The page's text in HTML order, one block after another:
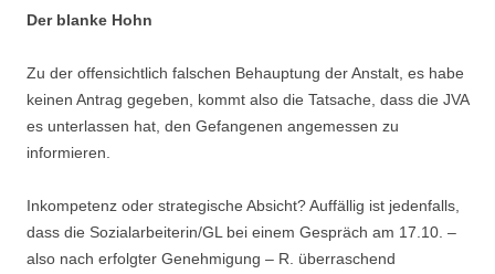
Der blanke Hohn
Zu der offensichtlich falschen Behauptung der Anstalt, es habe
keinen Antrag gegeben, kommt also die Tatsache, dass die JVA
es unterlassen hat, den Gefangenen angemessen zu
informieren.
Inkompetenz oder strategische Absicht? Auffällig ist jedenfalls,
dass die Sozialarbeiterin/GL bei einem Gespräch am 17.10. –
also nach erfolgter Genehmigung – R. überraschend